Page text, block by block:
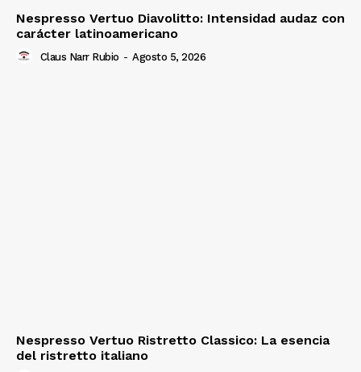
Nespresso Vertuo Diavolitto: Intensidad audaz con
carácter latinoamericano
Claus Narr Rubio - Agosto 5, 2026
Nespresso Vertuo Ristretto Classico: La esencia
del ristretto italiano